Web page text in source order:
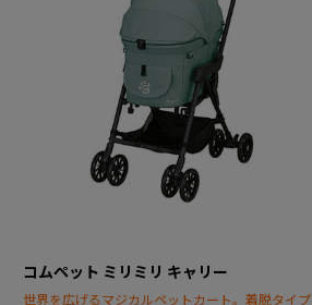
コムペット ミリミリ キャリー
世界を広げるマジカルペットカート。着脱タイプ